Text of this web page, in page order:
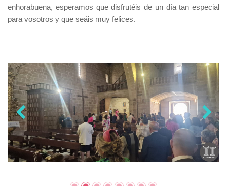
enhorabuena, esperamos que disfrutéis de un día tan especial
para vosotros y que seáis muy felices.